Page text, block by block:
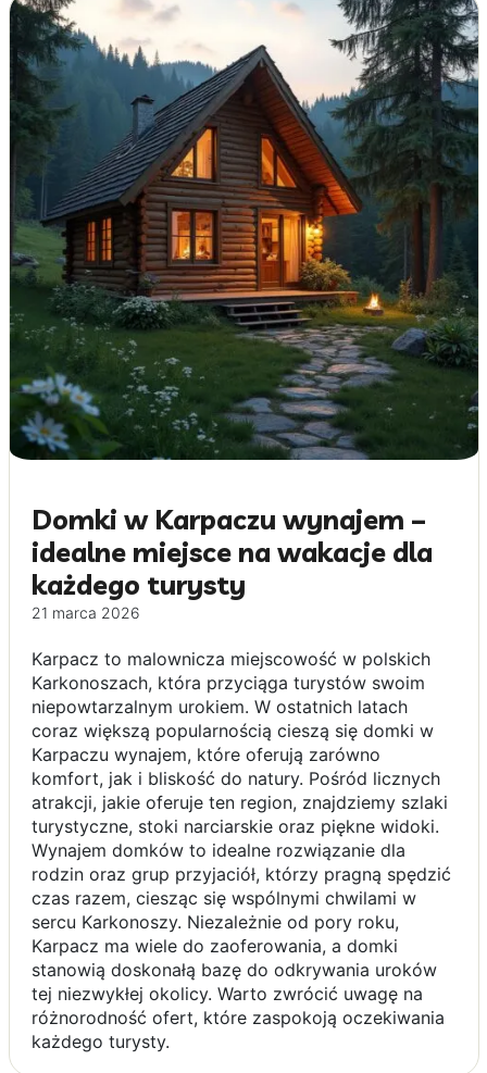
Domki w Karpaczu wynajem –
idealne miejsce na wakacje dla
każdego turysty
21 marca 2026
Karpacz to malownicza miejscowość w polskich
Karkonoszach, która przyciąga turystów swoim
niepowtarzalnym urokiem. W ostatnich latach
coraz większą popularnością cieszą się domki w
Karpaczu wynajem, które oferują zarówno
komfort, jak i bliskość do natury. Pośród licznych
atrakcji, jakie oferuje ten region, znajdziemy szlaki
turystyczne, stoki narciarskie oraz piękne widoki.
Wynajem domków to idealne rozwiązanie dla
rodzin oraz grup przyjaciół, którzy pragną spędzić
czas razem, ciesząc się wspólnymi chwilami w
sercu Karkonoszy. Niezależnie od pory roku,
Karpacz ma wiele do zaoferowania, a domki
stanowią doskonałą bazę do odkrywania uroków
tej niezwykłej okolicy. Warto zwrócić uwagę na
różnorodność ofert, które zaspokoją oczekiwania
każdego turysty.